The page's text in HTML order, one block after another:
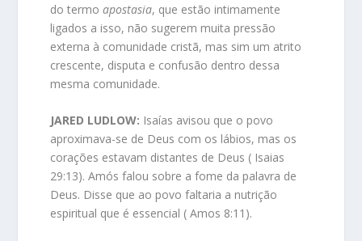
do termoapostasia, que estão intimamente
ligados a isso, não sugerem muita pressão
externa à comunidade cristã, mas sim um atrito
crescente, disputa e confusão dentro dessa
mesma comunidade.
JARED LUDLOW: Isaías avisou que o povo
aproximava-se de Deus com os lábios, mas os
corações estavam distantes de Deus ( Isaias
29:13). Amós falou sobre a fome da palavra de
Deus. Disse que ao povo faltaria a nutrição
espiritual que é essencial ( Amos 8:11).